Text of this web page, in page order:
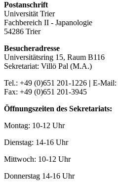
Postanschrift
Universität Trier
Fachbereich II - Japanologie
54286 Trier
Besucheradresse
Universitätsring 15, Raum B116
Sekretariat: Villö Pal (M.A.)
Tel.: +49 (0)651 201-1226 | E-Mail:
Fax: +49 (0)651 201-3945
Öffnungszeiten des Sekretariats:
Montag: 10-12 Uhr
Dienstag: 14-16 Uhr
Mittwoch: 10-12 Uhr
Donnerstag 14-16 Uhr